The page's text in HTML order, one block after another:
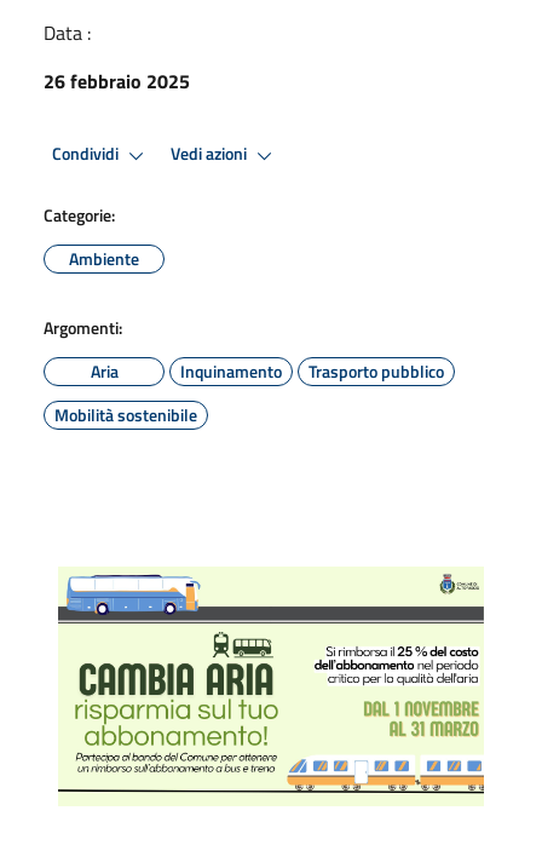
Data :
26 febbraio 2025
Condividi Vedi azioni
Categorie:
Ambiente
Argomenti:
Aria
Inquinamento
Trasporto pubblico
Mobilità sostenibile